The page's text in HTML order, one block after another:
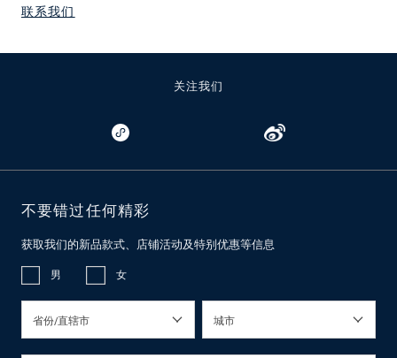
联系我们
关注我们
不要错过任何精彩
获取我们的新品款式、店铺活动及特别优惠等信息
男 女
省份/直辖市 城市